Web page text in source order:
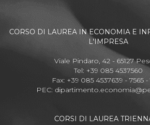
CORSO DI LAUREA IN ECONOMIA E
L'IMPRESA
Viale Pindaro, 42 - 65127
Tel: +39 085 4537560
Fax: +39 085 4537639 - 7565 -
PEC:
CORSI DI LAUREA